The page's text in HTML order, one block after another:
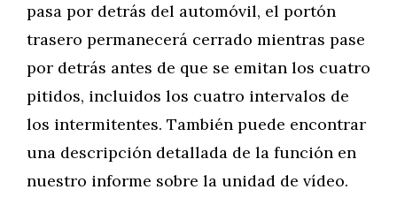
pasa por detrás del automóvil, el portón
trasero permanecerá cerrado mientras pase
por detrás antes de que se emitan los cuatro
pitidos, incluidos los cuatro intervalos de
los intermitentes. También puede encontrar
una descripción detallada de la función en
nuestro informe sobre la unidad de vídeo.